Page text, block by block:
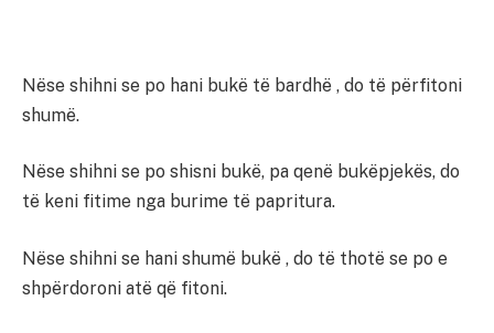
Nëse shihni se po hani bukë të bardhë , do të përfitoni
shumë.
Nëse shihni se po shisni bukë, pa qenë bukëpjekës, do
të keni fitime nga burime të papritura.
Nëse shihni se hani shumë bukë , do të thotë se po e
shpërdoroni atë që fitoni.